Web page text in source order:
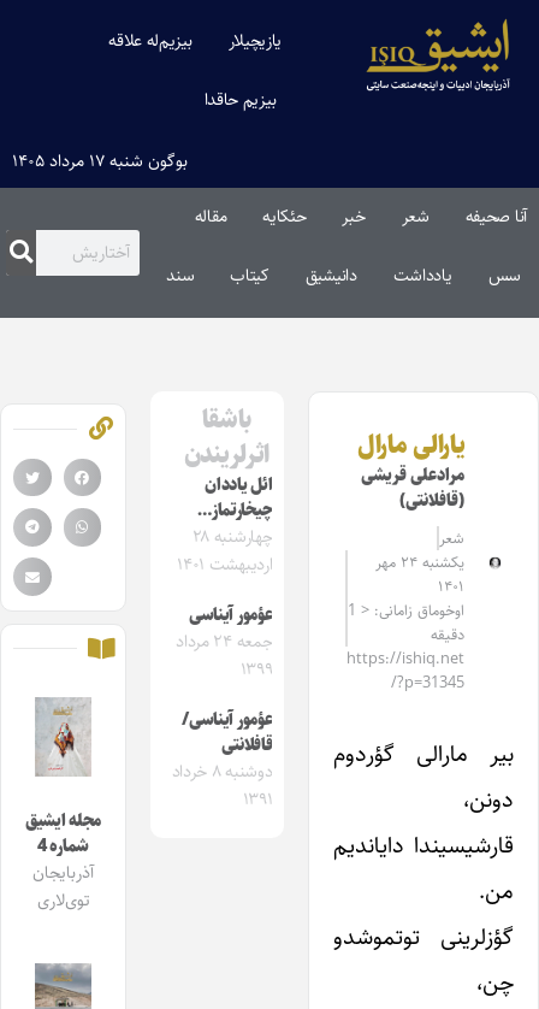
یازیچیلار بیزیم‌له علاقه
بیزیم حاقدا
بوگون شنبه ۱۷ مرداد ۱۴۰۵
آنا صحیفه شعر خبر حئکایه مقاله‌
سس یادداشت دانیشیق کیتاب سند
یارالی مارال
مرادعلی قریشی
(قافلانتی)
شعر
یکشنبه ۲۴ مهر
۱۴۰۱
اوخوماق زامانی: < 1
دقیقه
https://ishiq.net
/?p=31345
بیر مارا‌لی گؤردوم
دونن،
قارشیسیندا دایاندیم
من.
گؤزلرینی توتموشدو
چن،
باشقا
اثرلریندن
ائل یاددان
چیخارتماز…
چهارشنبه ۲۸
اردیبهشت ۱۴۰۱
عؤمور آیناسی
جمعه ۲۴ مرداد
۱۳۹۹
عؤمور آیناسی/
قافلانتی
دوشنبه ۸ خرداد
۱۳۹۱
مجله ایشیق
شماره 4
آذربایجان
توی‌لاری